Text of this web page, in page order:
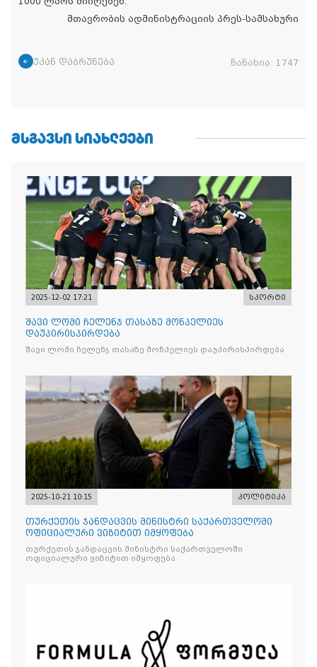
მთავრობის ადმინისტრაციის პრეს-სამსახური
უკან დაბრუნება ნანახია: 1747
ᲛᲡᲒᲐᲕᲡᲘ ᲡᲘᲐᲮᲚᲔᲔᲑᲘ
2025-12-02 17:21 სპორტი
შავი ლომი ჩელენჯ თასაზე მონპელიეს
დაუპირისპირდება
შავი ლომი ჩელენჯ თასაზე მონპელიეს დაუპირისპირდება
2025-10-21 10:15 პოლიტიკა
თურქეთის ჯანდაცვის მინისტრი საქართველოში
ოფიციალური ვიზიტით იმყოფება
თურქეთის ჯანდაცვის მინისტრი საქართველოში
ოფიციალური ვიზიტით იმყოფება